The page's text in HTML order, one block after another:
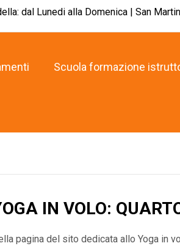
dal Lunedi alla Domenica | San
Scuola formazione
IN VOLO:
pagina del sito dedicata allo Yoga in